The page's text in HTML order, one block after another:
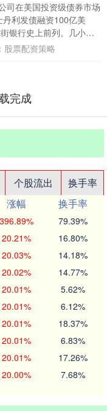
司在美国投资级债券市场
利发债融资100亿美
银行史上前列。几小时
季度股票交易收入创纪
股票配资策略
完成
个股流出
换手率
涨幅
换手率
396.89% 79.39%
20.21% 16.80%
20.03% 14.18%
20.02% 14.77%
20.01% 5.62%
20.01% 6.12%
20.01% 18.37%
20.01% 6.83%
20.01% 17.26%
20.00% 7.68%